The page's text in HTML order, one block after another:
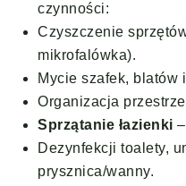
czynności:
Czyszczenie
mikrofalówka).
Mycie szafek, blatów
Organizacja
Sprzątanie łazienki
Dezynfekcji toalety,
prysznica/wanny.